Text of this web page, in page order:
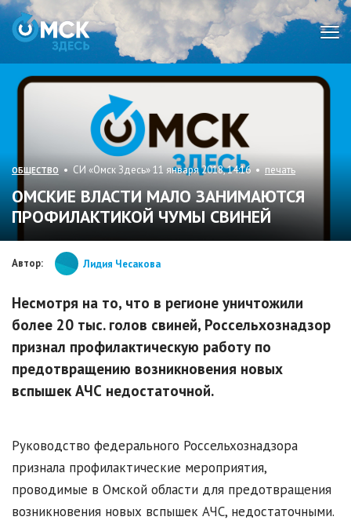
ОБЩЕСТВО • СИ «Омск Здесь» 11 января 2018, 14:16 • печать
ОМСКИЕ ВЛАСТИ МАЛО ЗАНИМАЮТСЯ
ПРОФИЛАКТИКОЙ ЧУМЫ СВИНЕЙ
Автор: Лидия Чесакова
Несмотря на то, что в регионе уничтожили
более 20 тыс. голов свиней, Россельхознадзор
признал профилактическую работу по
предотвращению возникновения новых
вспышек АЧС недостаточной.
Руководство федерального Россельхознадзора
признала профилактические мероприятия,
проводимые в Омской области для предотвращения
возникновения новых вспышек АЧС, недостаточными.